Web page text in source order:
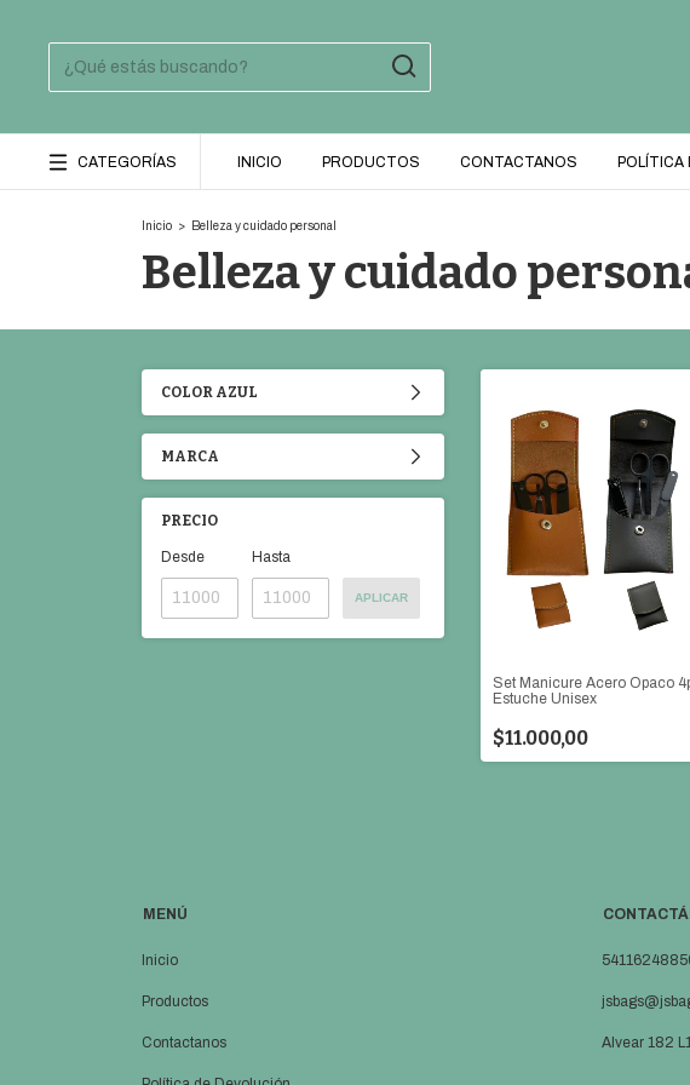
CATEGORÍAS INICIO PRODUCTOS CONTACTANOS POLÍTICA
Inicio > Belleza y cuidado personal
Belleza y cuidado
COLOR AZUL
MARCA
PRECIO
Desde Hasta
APLICAR
Set Manicure Acero Opaco
Estuche Unisex
$11.000,00
MENÚ
Inicio
Productos
Contactanos Alvear 182